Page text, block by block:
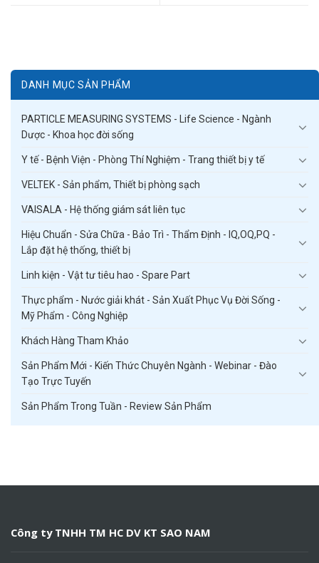
DANH MỤC SẢN PHẨM
PARTICLE MEASURING SYSTEMS - Life Science - Ngành
Dược - Khoa học đời sống
Y tế - Bệnh Viện - Phòng Thí Nghiệm - Trang thiết bị y tế
VELTEK - Sản phẩm, Thiết bị phòng sạch
VAISALA - Hệ thống giám sát liên tục
Hiệu Chuẩn - Sửa Chữa - Bảo Trì - Thẩm Định - IQ,OQ,PQ -
Lắp đặt hệ thống, thiết bị
Linh kiện - Vật tư tiêu hao - Spare Part
Thực phẩm - Nước giải khát - Sản Xuất Phục Vụ Đời Sống -
Mỹ Phẩm - Công Nghiệp
Khách Hàng Tham Khảo
Sản Phẩm Mới - Kiến Thức Chuyên Ngành - Webinar - Đào
Tạo Trực Tuyến
Sản Phẩm Trong Tuần - Review Sản Phẩm
Công ty TNHH TM HC DV KT SAO NAM